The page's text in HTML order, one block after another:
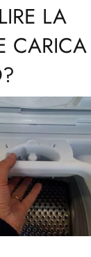
LA
CARICA